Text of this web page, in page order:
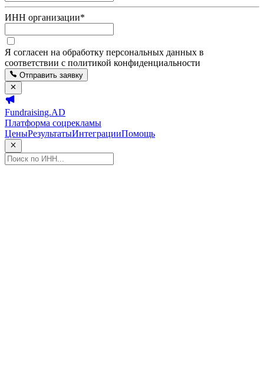
ИНН организации*
Я согласен на обработку персональных данных в
соответствии с политикой конфиденциальности
Отправить заявку
Fundraising.AD
Платформа соцрекламы
ЦеныРезультатыИнтеграцииПомощь